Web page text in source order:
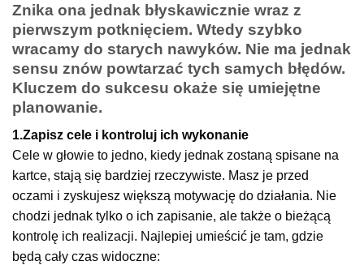
Znika ona jednak błyskawicznie wraz z
pierwszym potknięciem. Wtedy szybko
wracamy do starych nawyków. Nie ma jednak
sensu znów powtarzać tych samych błędów.
Kluczem do sukcesu okaże się umiejętne
planowanie.
1.Zapisz cele i kontroluj ich wykonanie
Cele w głowie to jedno, kiedy jednak zostaną spisane na
kartce, stają się bardziej rzeczywiste. Masz je przed
oczami i zyskujesz większą motywację do działania. Nie
chodzi jednak tylko o ich zapisanie, ale także o bieżącą
kontrolę ich realizacji. Najlepiej umieścić je tam, gdzie
będą cały czas widoczne: